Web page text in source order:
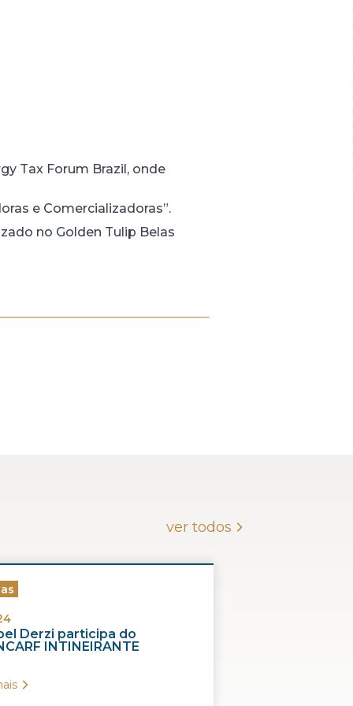
Tax Forum Brazil, onde
e Comercializadoras”.
no Golden Tulip Belas
ver todos
Derzi participa do
INTINEIRANTE